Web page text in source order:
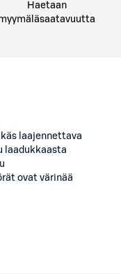
Haetaan
laajennettava
laadukkaasta
ovat värinää